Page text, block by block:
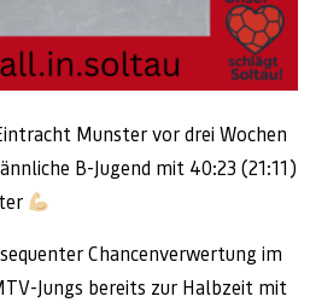
Munster vor drei Wochen
B-Jugend mit 40:23 (21:11)
Chancenverwertung im
Jungs bereits zur Halbzeit mit